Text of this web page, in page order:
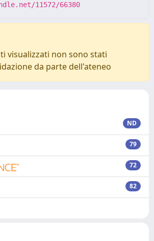
11572/66380
visualizzati non sono stati
da parte dell'ateneo
ND
79
72
82